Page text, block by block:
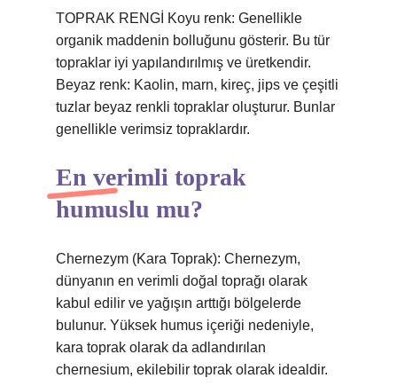
TOPRAK RENGİ Koyu renk: Genellikle
organik maddenin bolluğunu gösterir. Bu tür
topraklar iyi yapılandırılmış ve üretkendir.
Beyaz renk: Kaolin, marn, kireç, jips ve çeşitli
tuzlar beyaz renkli topraklar oluşturur. Bunlar
genellikle verimsiz topraklardır.
En verimli toprak
humuslu mu?
Chernezym (Kara Toprak): Chernezym,
dünyanın en verimli doğal toprağı olarak
kabul edilir ve yağışın arttığı bölgelerde
bulunur. Yüksek humus içeriği nedeniyle,
kara toprak olarak da adlandırılan
chernesium, ekilebilir toprak olarak idealdir.